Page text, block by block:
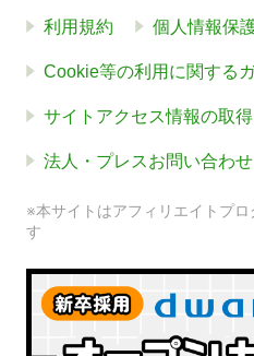
利用規約 個人情報保
Cookie等の利用に関する
サイトアクセス情報の取
法人・プレスお問い合わせ
※本サイトはアフィリエイトプ
す